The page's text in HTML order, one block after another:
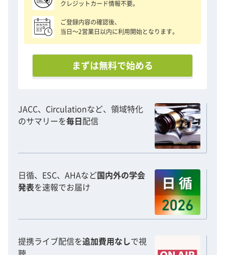
クレジットカード情報不要。
ご登録内容の確認後、
当日〜2営業日以内に利用開始となります。
まずは無料で始める
JACC、Circulationなど、領域特化
のサマリーを毎日 配信
日循、ESC、AHAなど国内外の学会
発表を速報でお届け
提携ライブ配信を追加費用なしで視